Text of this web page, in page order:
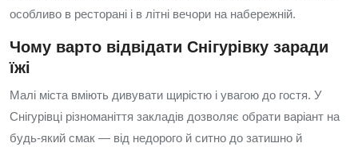
особливо в ресторані і в літні вечори на набережній.
Чому варто відвідати Снігурівку заради
їжі
Малі міста вміють дивувати щирістю і увагою до гостя. У
Снігурівці різноманіття закладів дозволяє обрати варіант на
будь-який смак — від недорого й ситно до затишно й